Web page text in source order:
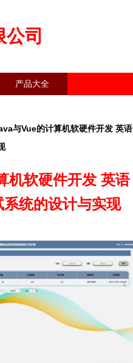
司
产品大全
与Vue的计算机软硬件开发 英语
机软硬件开发 英语
系统的设计与实现